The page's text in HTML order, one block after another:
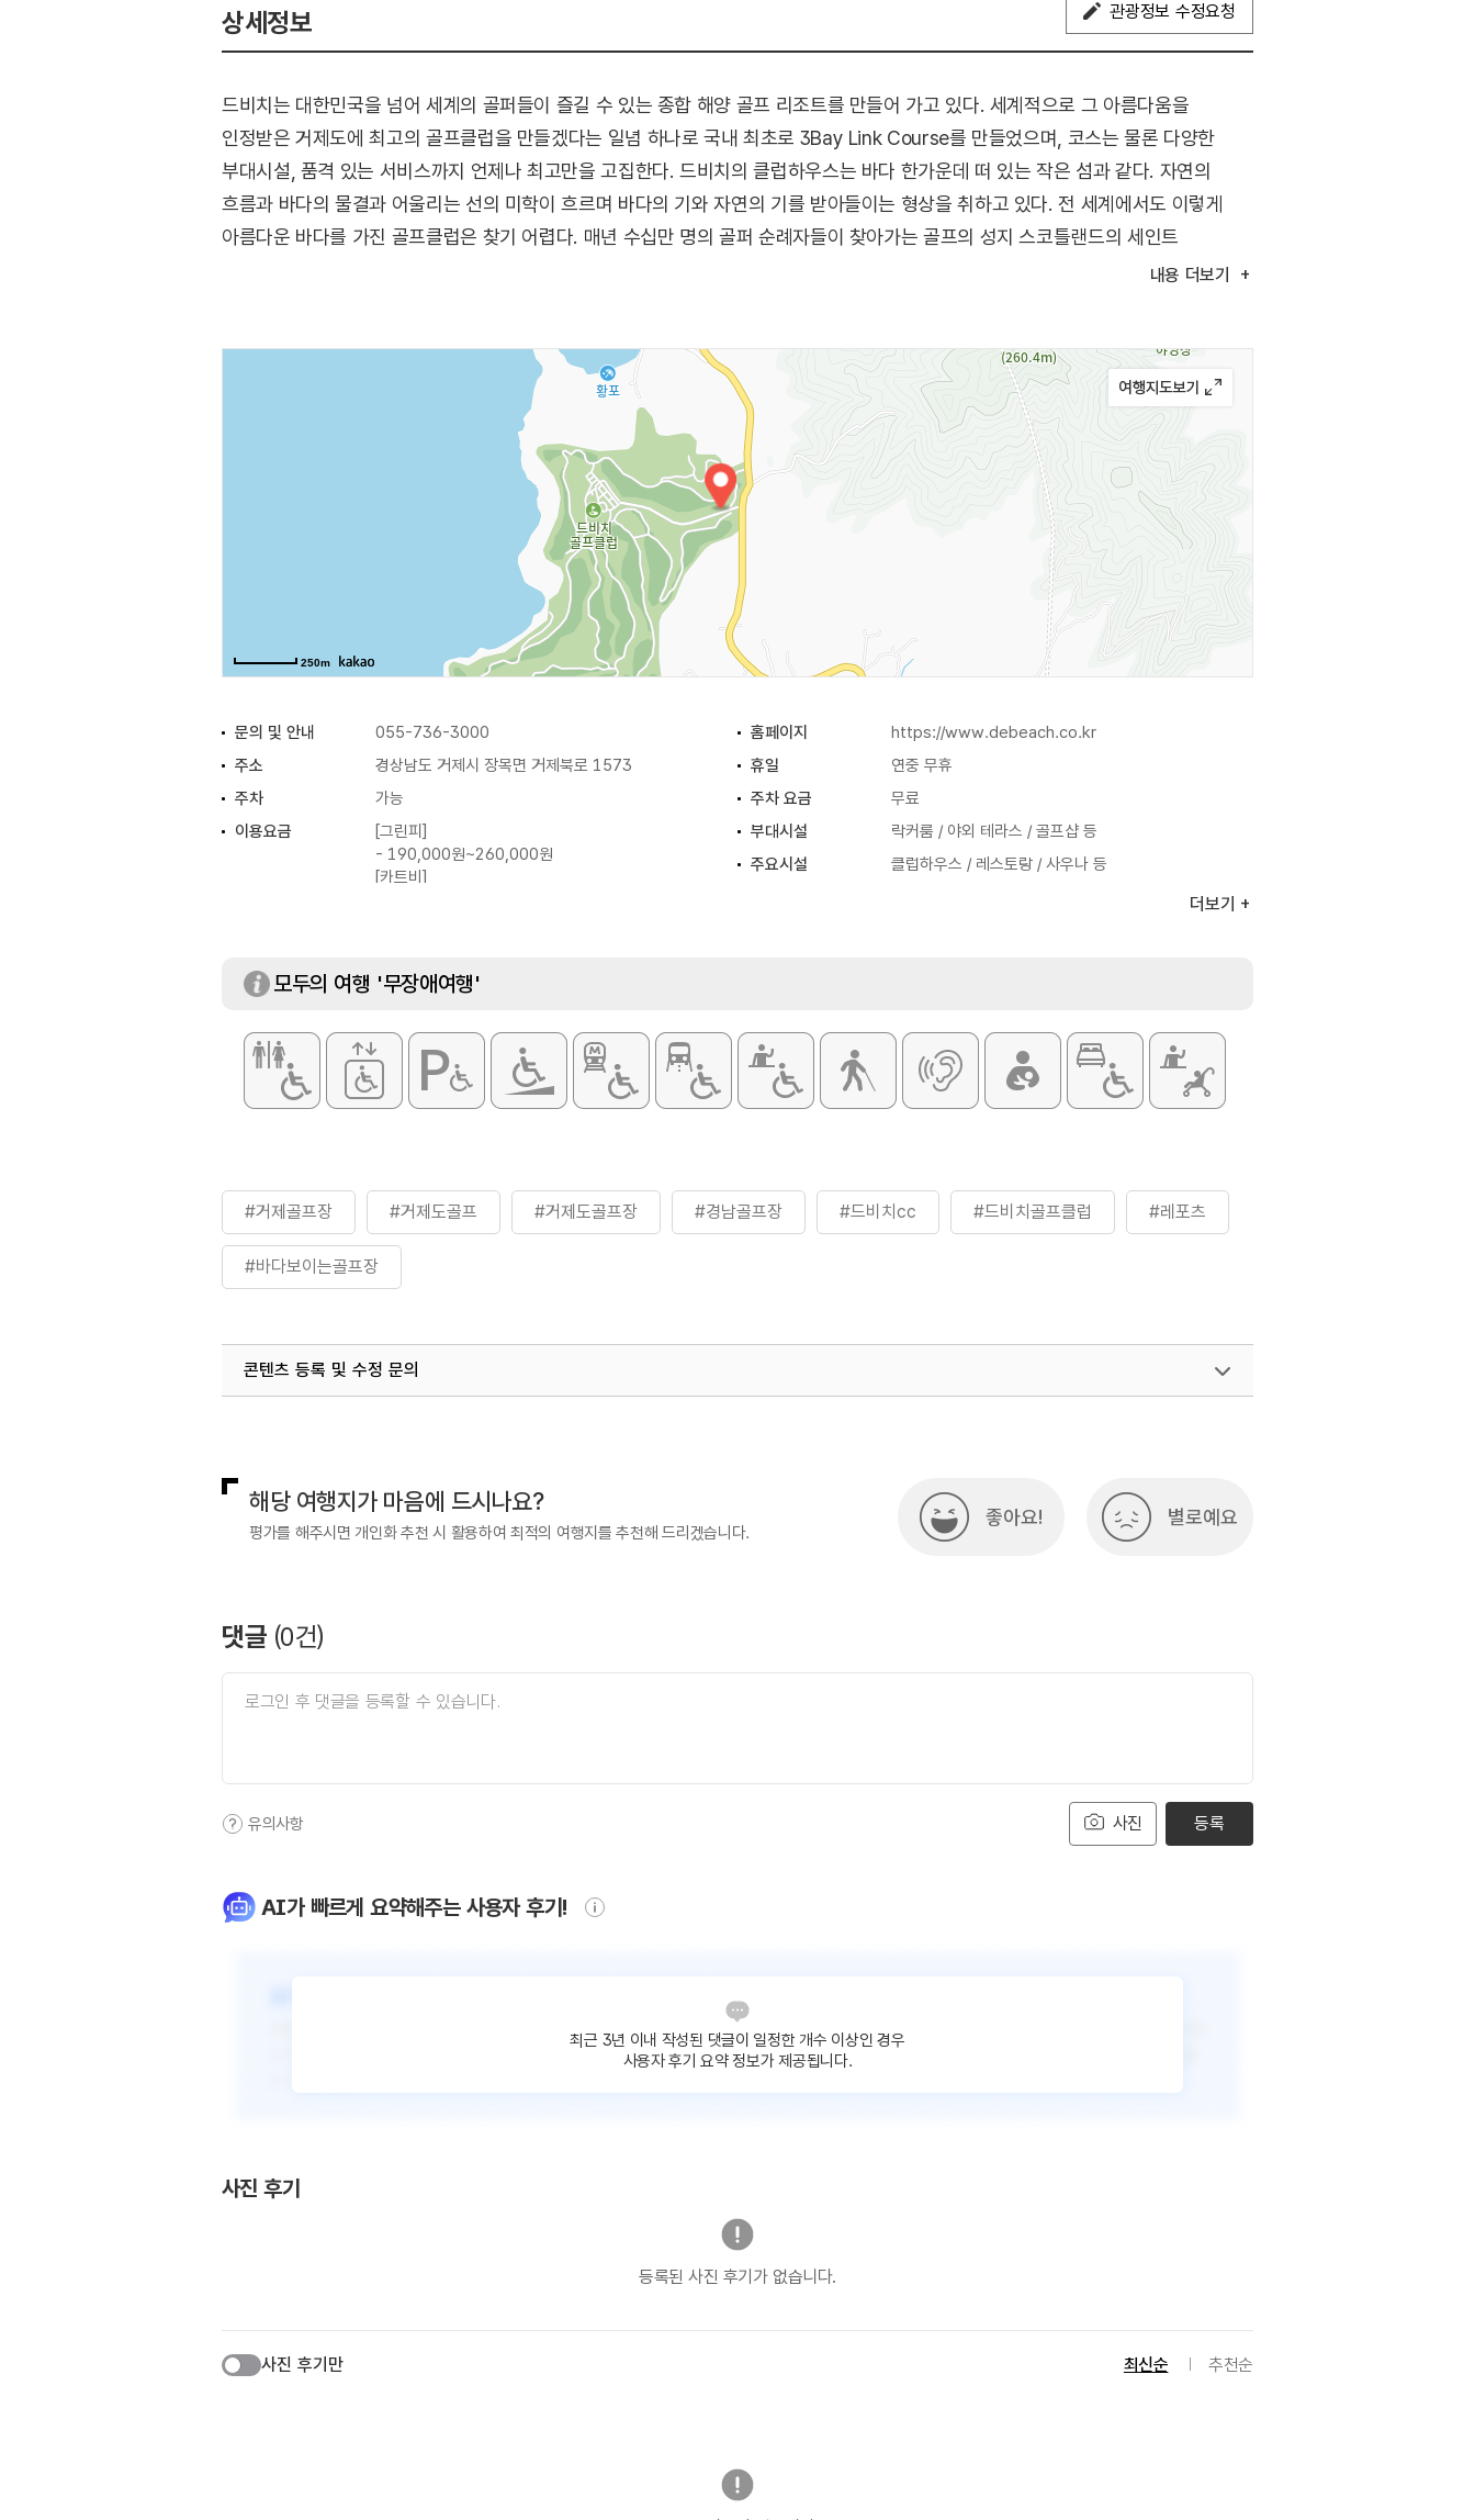
상세정보 관광정보 수정요청
드비치는 대한민국을 넘어 세계의 골퍼들이 즐길 수 있는 종합 해양 골프 리조트를 만들어 가고 있다. 세계적으로 그 아름다움을
인정받은 거제도에 최고의 골프클럽을 만들겠다는 일념 하나로 국내 최초로 3Bay Link Course를 만들었으며, 코스는 물론 다양한
부대시설, 품격 있는 서비스까지 언제나 최고만을 고집한다. 드비치의 클럽하우스는 바다 한가운데 떠 있는 작은 섬과 같다. 자연의
흐름과 바다의 물결과 어울리는 선의 미학이 흐르며 바다의 기와 자연의 기를 받아들이는 형상을 취하고 있다. 전 세계에서도 이렇게
아름다운 바다를 가진 골프클럽은 찾기 어렵다. 매년 수십만 명의 골퍼 순례자들이 찾아가는 골프의 성지 스코틀랜드의 세인트
내용 더보기
250m
문의 및 안내 055-736-3000 홈페이지
https://www.debeach.co.kr
주소
경상남도 거제시 장목면 거제북로 1573 휴일
연중 무휴
주차
가능 주차 요금
무료
이용요금
[그린피]
- 190,000원~260,000원
[카트비]
※ 그린피는 일자별, 시간별, 기후별 요금이 다름
※ 자세한 사항은 홈페이지 참조 또는 전화 문의
부대시설
락커룸 / 야외 테라스 / 골프샵 등
주요시설
클럽하우스 / 레스토랑 / 사우나 등
더보기
모두의 여행 '무장애여행'
#거제골프장 #거제도골프 #거제도골프장 #경남골프장 #드비치cc #드비치골프클럽 #레포츠
#바다보이는골프장
콘텐츠 등록 및 수정 문의
해당 여행지가 마음에 드시나요?
평가를 해주시면 개인화 추천 시 활용하여 최적의 여행지를 추천해 드리겠습니다.
좋아요! 별로예요
댓글 (0건)
사진
유의사항 등록
AI가 빠르게 요약해주는 사용자 후기!
최근 3년 이내 작성된 댓글이 일정한 개수 이상인 경우
사용자 후기 요약 정보가 제공됩니다.
사진 후기
등록된 사진 후기가 없습니다.
사진 후기만 최신순 추천순